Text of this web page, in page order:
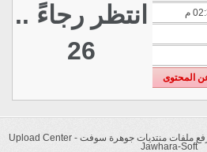
انتظر رجاءً ..
26
مركز رفع ملفات منتديات جوهرة سوفت - Upload Center
Jawhara-